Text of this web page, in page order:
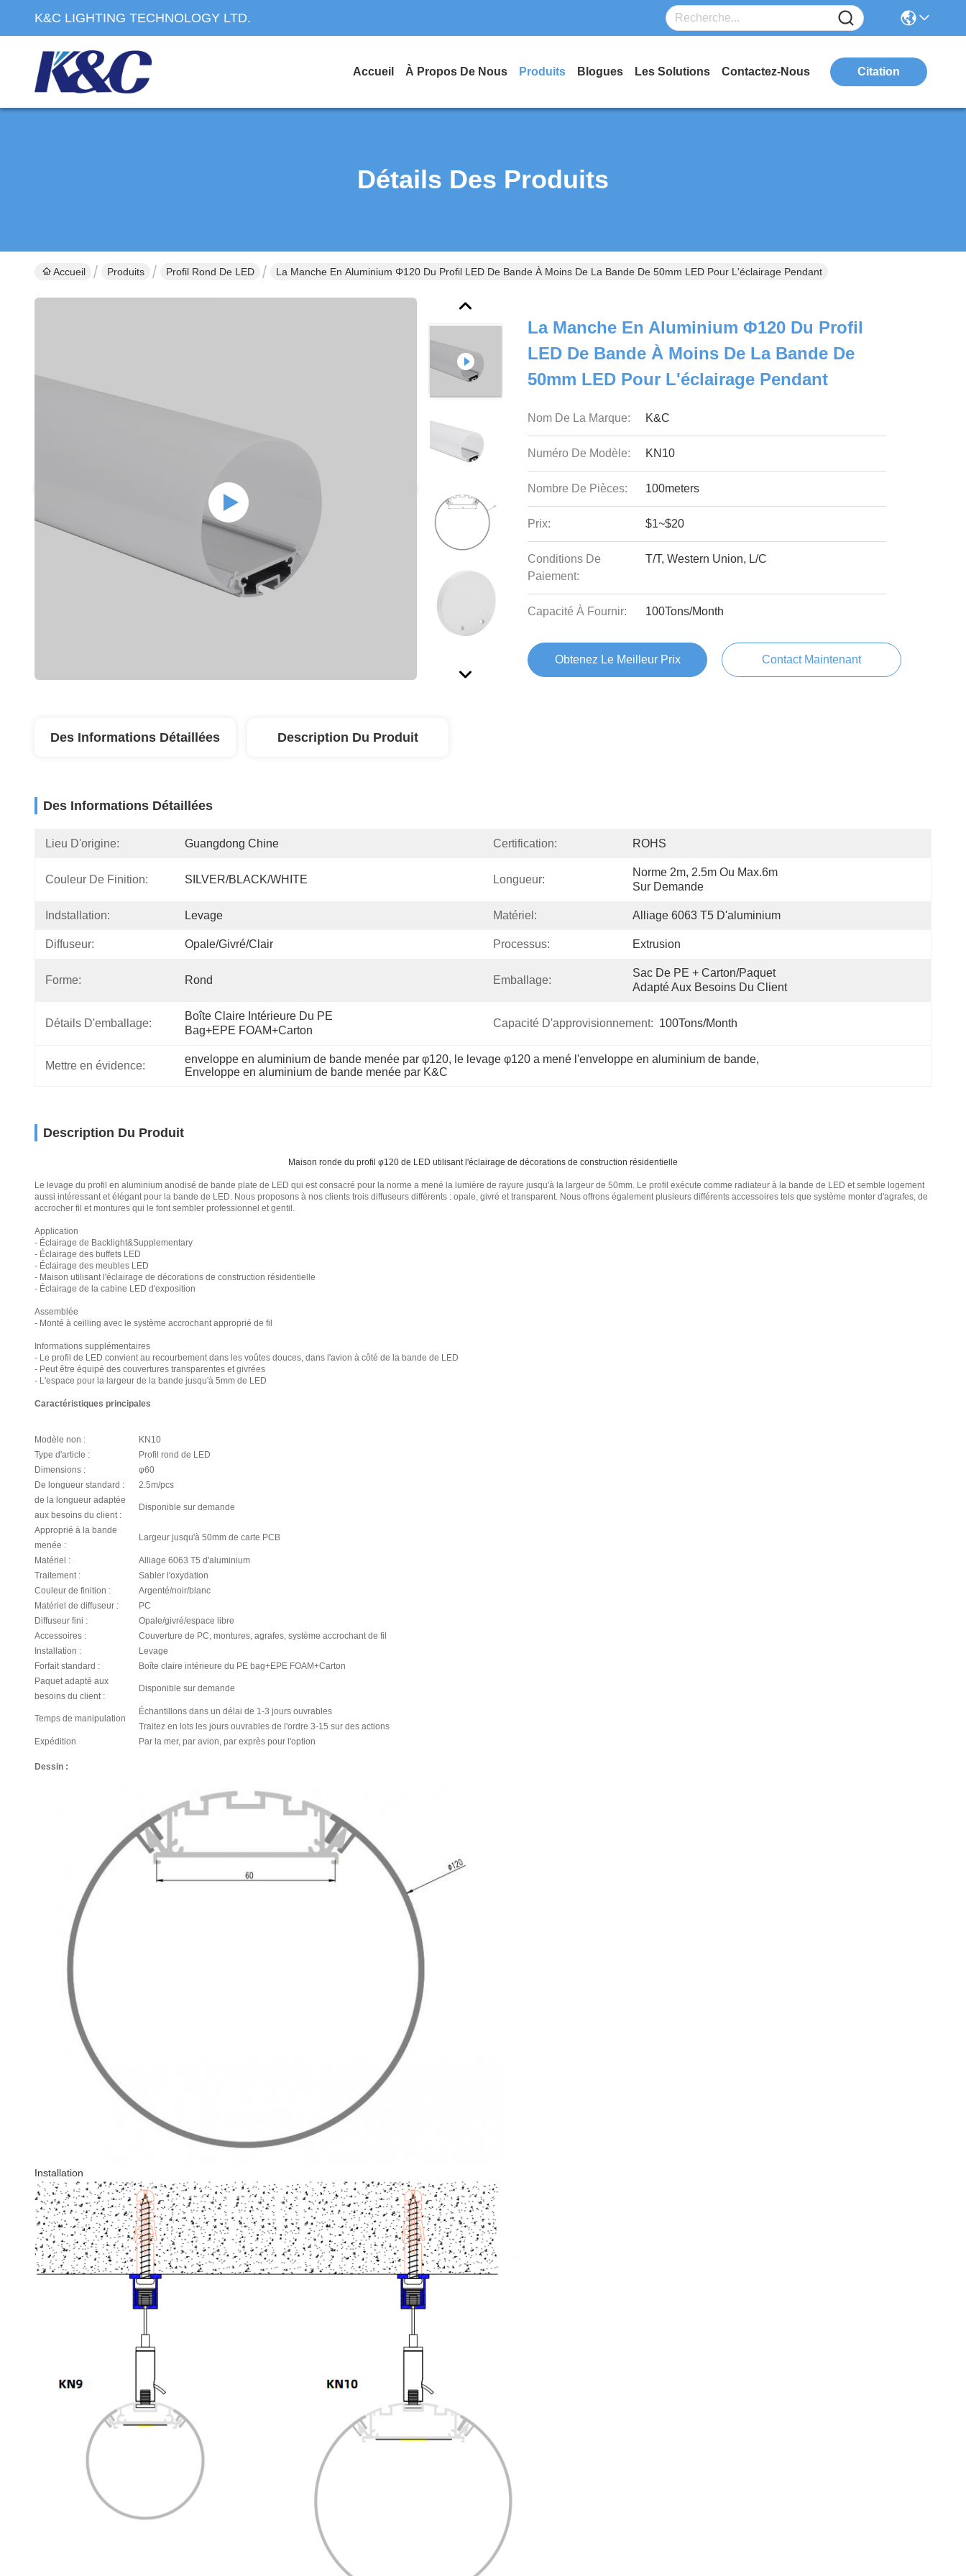
K&C LIGHTING TECHNOLOGY LTD.
Accueil À Propos De Nous Produits Blogues Les Solutions Contactez-Nous Citation
Détails Des Produits
Accueil Produits Profil Rond De LED La Manche En Aluminium Φ120 Du Profil LED De Bande À Moins De La Bande De 50mm LED Pour L'éclairage Pendant
La Manche En Aluminium Φ120 Du Profil
LED De Bande À Moins De La Bande De
50mm LED Pour L'éclairage Pendant
Nom De La Marque: K&C
Numéro De Modèle: KN10
Nombre De Pièces: 100meters
Prix: $1~$20
Conditions De
Paiement:
T/T, Western Union, L/C
Capacité À Fournir: 100Tons/Month
Obtenez Le Meilleur Prix Contact Maintenant
Des Informations Détaillées Description Du Produit
Des Informations Détaillées
Lieu D'origine: Guangdong Chine Certification: ROHS
Couleur De Finition: SILVER/BLACK/WHITE Longueur:
Norme 2m, 2.5m Ou Max.6m
Sur Demande
Indstallation: Levage Matériel: Alliage 6063 T5 D'aluminium
Diffuseur: Opale/givré/clair Processus: Extrusion
Forme: Rond Emballage:
Sac De PE + Carton/paquet
Adapté Aux Besoins Du Client
Détails D'emballage:
Boîte Claire Intérieure Du PE
Bag+EPE FOAM+Carton
Capacité D'approvisionnement: 100Tons/Month
Mettre en évidence:
enveloppe en aluminium de bande menée par φ120, le levage φ120 a mené l'enveloppe en aluminium de bande,
Enveloppe en aluminium de bande menée par K&C
Description Du Produit
Maison ronde du profil φ120 de LED utilisant l'éclairage de décorations de construction résidentielle
Le levage du profil en aluminium anodisé de bande plate de LED qui est consacré pour la norme a mené la lumière de rayure jusqu'à la largeur de 50mm. Le profil exécute comme radiateur à la bande de LED et semble logement
aussi intéressant et élégant pour la bande de LED. Nous proposons à nos clients trois diffuseurs différents : opale, givré et transparent. Nous offrons également plusieurs différents accessoires tels que système monter d'agrafes, de
accrocher fil et montures qui le font sembler professionnel et gentil.
Application
- Éclairage de Backlight&Supplementary
- Éclairage des buffets LED
- Éclairage des meubles LED
- Maison utilisant l'éclairage de décorations de construction résidentielle
- Éclairage de la cabine LED d'exposition
Assemblée
- Monté à ceilling avec le système accrochant approprié de fil
Informations supplémentaires
- Le profil de LED convient au recourbement dans les voûtes douces, dans l'avion à côté de la bande de LED
- Peut être équipé des couvertures transparentes et givrées
- L'espace pour la largeur de la bande jusqu'à 5mm de LED
Caractéristiques principales
Modèle non :
KN10
Type d'article :
Profil rond de LED
Dimensions :
φ60
De longueur standard :
2.5m/pcs
de la longueur adaptée
aux besoins du client :
Disponible sur demande
Approprié à la bande
menée :
Largeur jusqu'à 50mm de carte PCB
Matériel :
Alliage 6063 T5 d'aluminium
Traitement :
Sabler l'oxydation
Couleur de finition :
Argenté/noir/blanc
Matériel de diffuseur :
PC
Diffuseur fini :
Opale/givré/espace libre
Accessoires :
Couverture de PC, montures, agrafes, système accrochant de fil
Installation :
Levage
Forfait standard :
Boîte claire intérieure du PE bag+EPE FOAM+Carton
Paquet adapté aux
besoins du client :
Disponible sur demande
Temps de manipulation
Échantillons dans un délai de 1-3 jours ouvrables
Traitez en lots les jours ouvrables de l'ordre 3-15 sur des actions
Expédition
Par la mer, par avion, par exprès pour l'option
Dessin :
Installation